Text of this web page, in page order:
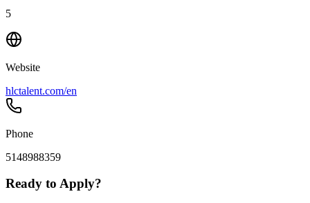
5
Website
hlctalent.com/en
Phone
5148988359
Ready to Apply?